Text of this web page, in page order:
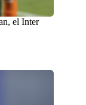
el Inter